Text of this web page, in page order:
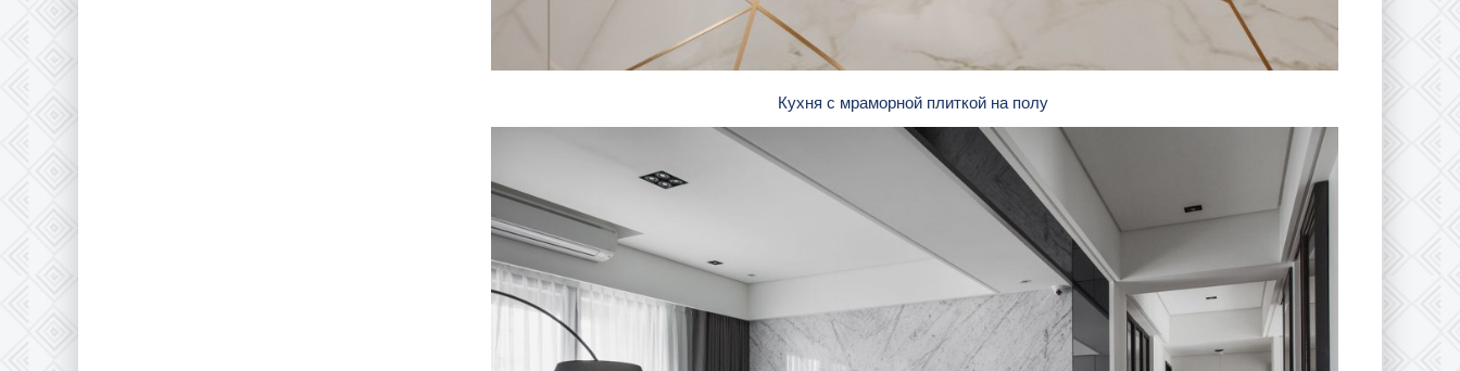
Кухня с мраморной плиткой на полу